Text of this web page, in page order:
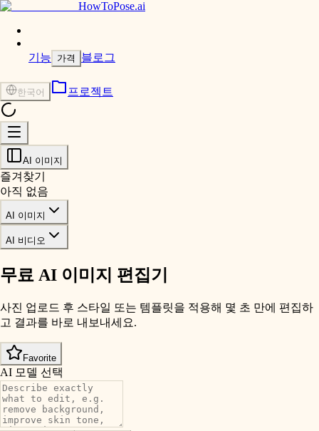
HowToPose.ai
기능 가격 블로그
한국어 프로젝트
AI 이미지
즐겨찾기
아직 없음
AI 이미지
AI 비디오
무료 AI 이미지 편집기
사진 업로드 후 스타일 또는 템플릿을 적용해 몇 초 만에 편집하
고 결과를 바로 내보내세요.
Favorite
AI 모델 선택